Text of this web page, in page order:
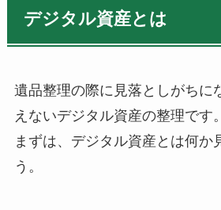
デジタル資産とは
遺品整理の際に見落としがちに
えないデジタル資産の整理です。
まずは、デジタル資産とは何か
う。